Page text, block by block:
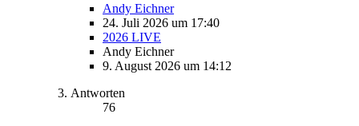
Andy Eichner
24. Juli 2026 um 17:40
2026 LIVE
Andy Eichner
9. August 2026 um 14:12
Antworten
76